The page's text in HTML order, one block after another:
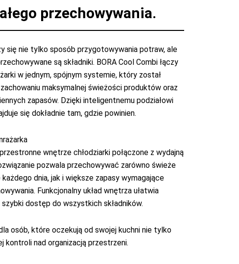
przechowywania.
się nie tylko sposób przygotowywania potraw, ale
są składniki. BORA Cool Combi łączy
w jednym, spójnym systemie, który został
maksymalnej świeżości produktów oraz
zapasów. Dzięki inteligentnemu podziałowi
się dokładnie tam, gdzie powinien.
wnętrze chłodziarki połączone z wydajną
pozwala przechowywać zarówno świeże
dnia, jak i większe zapasy wymagające
Funkcjonalny układ wnętrza ułatwia
dostęp do wszystkich składników.
osób, które oczekują od swojej kuchni nie tylko
kontroli nad organizacją przestrzeni.